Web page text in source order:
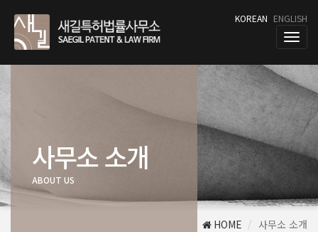
KOREAN ENGLISH
T
o
g
g
e
n
a
v
a
t
i
사무소 소개
ABOUT US
HOME 사무소 소개